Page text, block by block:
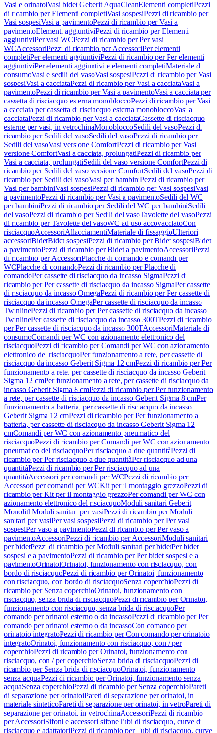
Vasi e orinatoiVasi bidet Geberit AquaCleanElementi completiPezzi
di ricambio per Elementi completiVasi sospesiPezzi di ricambio per
Vasi sospesiVasi a pavimentoPezzi di ricambio per Vasi a
pavimentoElementi aggiuntiviPezzi di ricambio per Elementi
aggiuntiviPer vasi WCPezzi di ricambio per Per vasi
WCAccessoriPezzi di ricambio per AccessoriPer elementi
completiPer elementi aggiuntiviPezzi di ricambio per Per elementi
aggiuntiviPer elementi aggiuntivi e elementi completiMateriale di
consumoVasi e sedili del vasoVasi sospesiPezzi di ricambio per Vasi
sospesiVasi a cacciataPezzi di ricambio per Vasi a cacciataVasi a
pavimentoPezzi di ricambio per Vasi a pavimentoVasi a cacciata per
cassetta di risciacquo esterna monobloccoPezzi di ricambio per Vasi
a cacciata per cassetta di risciacquo esterna monobloccoVasi a
cacciataPezzi di ricambio per Vasi a cacciataCassette di risciacquo
esterne per vasi, in vetrochinaMonobloccoSedili del vasoPezzi di
ricambio per Sedili del vasoSedili del vasoPezzi di ricambio per
Sedili del vasoVasi versione ComfortPezzi di ricambio per Vasi
versione ComfortVasi a cacciata, prolungatiPezzi di ricambio per
Vasi a cacciata, prolungatiSedili del vaso versione ComfortPezzi di
ricambio per Sedili del vaso versione ComfortSedili del vasoPezzi di
ricambio per Sedili del vasoVasi per bambiniPezzi di ricambio per
Vasi per bambiniVasi sospesiPezzi di ricambio per Vasi sospesiVasi
a pavimentoPezzi di ricambio per Vasi a pavimentoSedili del WC
per bambiniPezzi di ricambio per Sedili del WC per bambiniSedili
del vasoPezzi di ricambio per Sedili del vasoTavolette del vasoPezzi
di ricambio per Tavolette del vasoWC ad uso accovacciatoCon
risciacquoAccessoriAllacciamentiMateriale di fissaggioUlteriori
accessoriBidetBidet sospesiPezzi di ricambio per Bidet sospesiBidet
a pavimentoPezzi di ricambio per Bidet a pavimentoAccessoriPezzi
di ricambio per AccessoriPlacche di comando e comandi per
WCPlacche di comandoPezzi di ricambio per Placche di
comandoPer cassette di risciacquo da incasso SigmaPezzi di
ricambio per Per cassette di risciacquo da incasso SigmaPer cassette
di risciacquo da incasso OmegaPezzi di ricambio per Per cassette di
risciacquo da incasso OmegaPer cassette di risciacquo da incasso
TwinlinePezzi di ricambio per Per cassette di risciacquo da incasso
TwinlinePer cassette di risciacquo da incasso 300TPezzi di ricambio
per Per cassette di risciacquo da incasso 300TAccessoriMateriale di
consumoComandi per WC con azionamento elettronico del
risciacquoPezzi di ricambio per Comandi per WC con azionamento
elettronico del risciacquoPer funzionamento a rete, per cassette di
risciacquo da incasso Geberit Sigma 12 cmPezzi di ricambio per Per
funzionamento a rete, per cassette di risciacquo da incasso Geberit
Sigma 12 cmPer funzionamento a rete, per cassette di risciacquo da
incasso Geberit Sigma 8 cmPezzi di ricambio per Per funzionamento
a rete, per cassette di risciacquo da incasso Geberit Sigma 8 cmPer
funzionamento a batteria, per cassette di risciacquo da incasso
Geberit Sigma 12 cmPezzi di ricambio per Per funzionamento a
batteria, per cassette di risciacquo da incasso Geberit Sigma 12
cmComandi per WC con azionamento pneumatico del
risciacquoPezzi di ricambio per Comandi per WC con azionamento
pneumatico del risciacquoPer risciacquo a due quantitàPezzi di
ricambio per Per risciacquo a due quantitàPer risciacquo ad una
quantitàPezzi di ricambio per Per risciacquo ad una
quantitàAccessori per comandi per WCPezzi di ricambio per
Accessori per comandi per WCKit per il montaggio grezzoPezzi di
ricambio per Kit per il montaggio grezzoPer comandi per WC con
azionamento elettronico del risciacquoModuli sanitari Geberit
MonolithModuli sanitari per vasiPezzi di ricambio per Moduli
sanitari per vasiPer vasi sospesiPezzi di ricambio per Per vasi
sospesiPer vaso a pavimentoPezzi di ricambio per Per vaso a
pavimentoAccessoriPezzi di ricambio per AccessoriModuli sanitari
per bidetPezzi di ricambio per Moduli sanitari per bidetPer bidet
sospesi e a pavimentoPezzi di ricambio per Per bidet sospesi e a
pavimentoOrinatoiOrinatoi, funzionamento con risciacquo, con
bordo di risciacquoPezzi di ricambio per Orinatoi, funzionamento
con risciacquo, con bordo di risciacquoSenza coperchioPezzi di
ricambio per Senza coperchioOrinatoi, funzionamento con
risciacquo, senza brida di risciacquoPezzi di ricambio per Orinatoi,
funzionamento con risciacquo, senza brida di risciacquoPer
comando per orinatoi esterno o da incassoPezzi di ricambio per Per
comando per orinatoi esterno o da incassoCon comando per
orinatoio integratoPezzi di ricambio per Con comando per orinatoio
integratoOrinatoi, funzionamento con risciacquo, con / per
coperchioPezzi di ricambio per Orinatoi, funzionamento con
risciacquo, con / per coperchioSenza brida di risciacquoPezzi di
ricambio per Senza brida di risciacquoOrinatoi, funzionamento
senza acquaPezzi di ricambio per Orinatoi, funzionamento senza
acquaSenza coperchioPezzi di ricambio per Senza coperchioPareti
di separazione per orinatoiPareti di separazione per orinatoi, in
materiale sinteticoPareti di separazione per orinatoi, in vetroPareti di
separazione per orinatoi, in vetrochinaAccessoriPezzi di ricambio
per AccessoriSifoni e accessori sifoneTubi di risciacquo, curve di
risciacquo e adattatoriPezzi di ricambio per Tubi di risciacquo, curve